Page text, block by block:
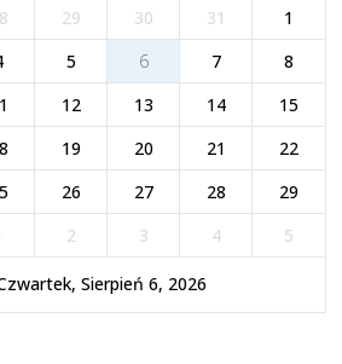
29 30 31
1
5 6 7
8
12 13 14
15
19 20 21
22
26 27 28
29
2 3 4 5
Sierpień 6, 2026